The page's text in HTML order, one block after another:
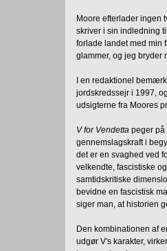
Moore efterlader ingen
skriver i sin indledning
forlade landet med min
glammer, og jeg bryder
I en redaktionel
jordskredssejr i 1997,
udsigterne fra Moores
V for Vendetta peger på
gennemslagskraft i
det er en svaghed ved
velkendte, fascistiske
samtidskritiske
bevidne en fascistisk
siger man, at historien
Den kombinationen af
udgør V's karakter,